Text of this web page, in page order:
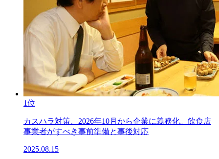
1位
カスハラ対策、2026年10月から企業に義務化。飲食店
事業者がすべき事前準備と事後対応
2025.08.15